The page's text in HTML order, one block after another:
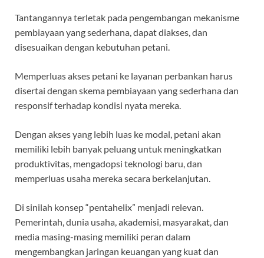
Tantangannya terletak pada pengembangan mekanisme
pembiayaan yang sederhana, dapat diakses, dan
disesuaikan dengan kebutuhan petani.
Memperluas akses petani ke layanan perbankan harus
disertai dengan skema pembiayaan yang sederhana dan
responsif terhadap kondisi nyata mereka.
Dengan akses yang lebih luas ke modal, petani akan
memiliki lebih banyak peluang untuk meningkatkan
produktivitas, mengadopsi teknologi baru, dan
memperluas usaha mereka secara berkelanjutan.
Di sinilah konsep “pentahelix” menjadi relevan.
Pemerintah, dunia usaha, akademisi, masyarakat, dan
media masing-masing memiliki peran dalam
mengembangkan jaringan keuangan yang kuat dan